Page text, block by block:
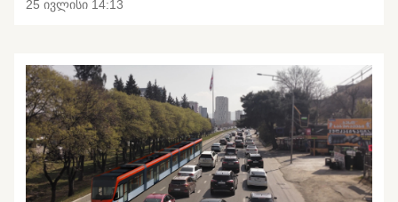
ᲢᲠᲐᲜᲡᲤᲝᲠᲛᲐᲪᲘᲘᲡ ᲛᲝᲚᲝᲓᲘᲜᲘ
25 ივლისი 14:13